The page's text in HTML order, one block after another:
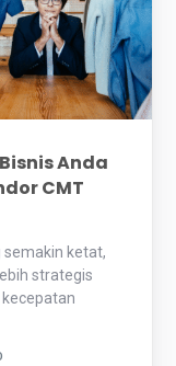
Anda
CMT
semakin ketat,
strategis